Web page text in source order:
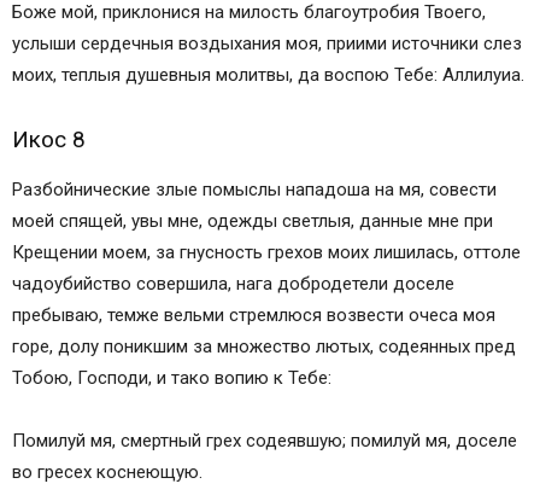
Боже мой, приклонися на милость благоутробия Твоего,
услыши сердечныя воздыхания моя, приими источники слез
моих, теплыя душевныя молитвы, да воспою Тебе: Аллилуиа.
Икос 8
Разбойнические злые помыслы нападоша на мя, совести
моей спящей, увы мне, одежды светлыя, данные мне при
Крещении моем, за гнусность грехов моих лишилась, оттоле
чадоубийство совершила, нага добродетели доселе
пребываю, темже вельми стремлюся возвести очеса моя
горе, долу поникшим за множество лютых, содеянных пред
Тобою, Господи, и тако вопию к Тебе:
Помилуй мя, смертный грех содеявшую; помилуй мя, доселе
во гресех коснеющую.